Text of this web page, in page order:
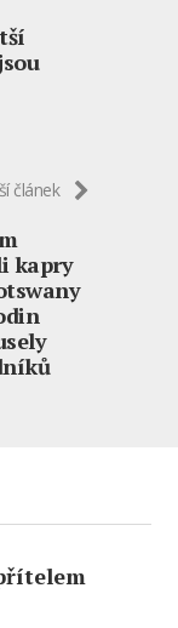
článek
kapry